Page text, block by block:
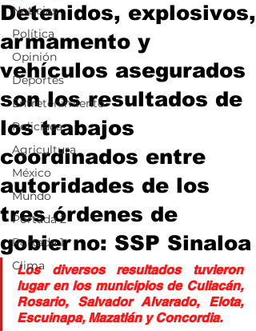
Noticias
Política
Opinión
Deportes
Entretenimiento
Policiaca
Agricultura
México
Mundo
Portada 2
Portada 1
Clima
Detenidos, explosivos,
armamento y
vehículos asegurados
son los resultados de
los trabajos
coordinados entre
autoridades de los
tres órdenes de
gobierno: SSP Sinaloa
Los diversos resultados tuvieron
lugar en los municipios de Culiacán,
Rosario, Salvador Alvarado, Elota,
Escuinapa, Mazatlán y Concordia.